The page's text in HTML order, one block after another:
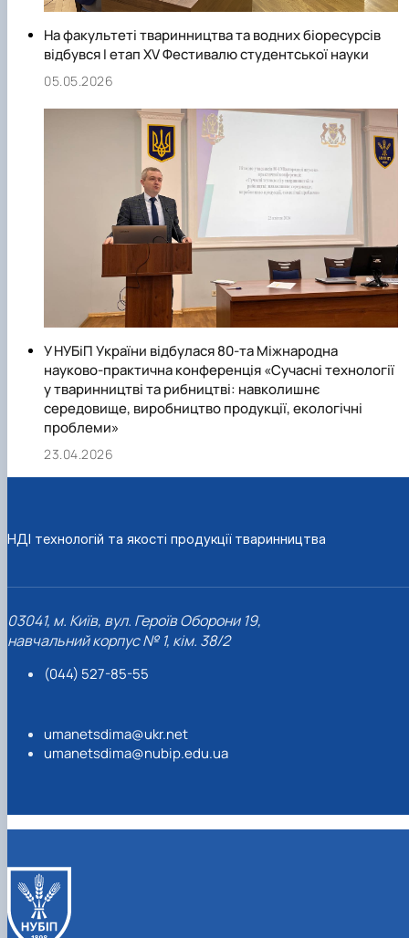
На факультеті тваринництва та водних біоресурсів
відбувся І етап ХV Фестивалю студентської науки
05.05.2026
У НУБіП України відбулася 80-та Міжнародна
науково-практична конференція «Сучасні технології
у тваринництві та рибництві: навколишнє
середовище, виробництво продукції, екологічні
проблеми»
23.04.2026
НДІ технологій та якості продукції тваринництва
03041, м. Київ, вул. Героїв Оборони 19,
навчальний корпус № 1, кім. 38/2
(044) 527-85-55
umanetsdima@ukr.net
umanetsdima@nubip.edu.ua